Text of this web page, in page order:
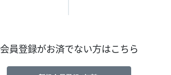
会員登録がお済でない方はこちら